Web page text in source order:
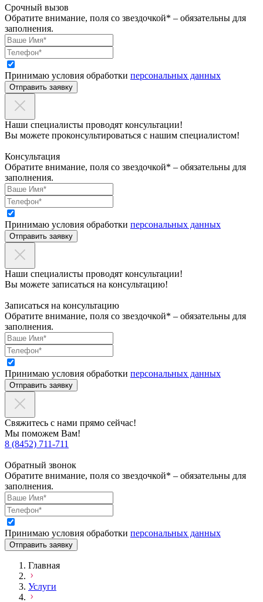
Срочный вызов
Обратите внимание, поля со звездочкой* – обязательны для
заполнения.
Принимаю условия обработки персональных данных
Отправить заявку
Наши специалисты проводят консультации!
Вы можете проконсультироваться с нашим специалистом!
Консультация
Обратите внимание, поля со звездочкой* – обязательны для
заполнения.
Принимаю условия обработки персональных данных
Отправить заявку
Наши специалисты проводят консультации!
Вы можете записаться на консультацию!
Записаться на консультацию
Обратите внимание, поля со звездочкой* – обязательны для
заполнения.
Принимаю условия обработки персональных данных
Отправить заявку
Свяжитесь с нами прямо сейчас!
Мы поможем Вам!
8 (8452) 711-711
Обратный звонок
Обратите внимание, поля со звездочкой* – обязательны для
заполнения.
Принимаю условия обработки персональных данных
Отправить заявку
Главная
Услуги